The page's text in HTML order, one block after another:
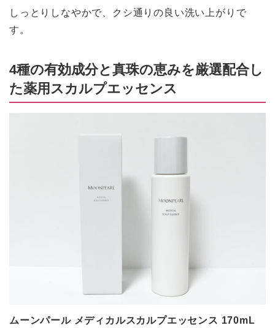
しっとりしなやかで、クシ通りの良い洗い上がりで
す。
4種の有効成分と真珠の恵みを厳選配合し
た薬用スカルプエッセンス
ムーンパール メディカルスカルプエッセンス 170mL